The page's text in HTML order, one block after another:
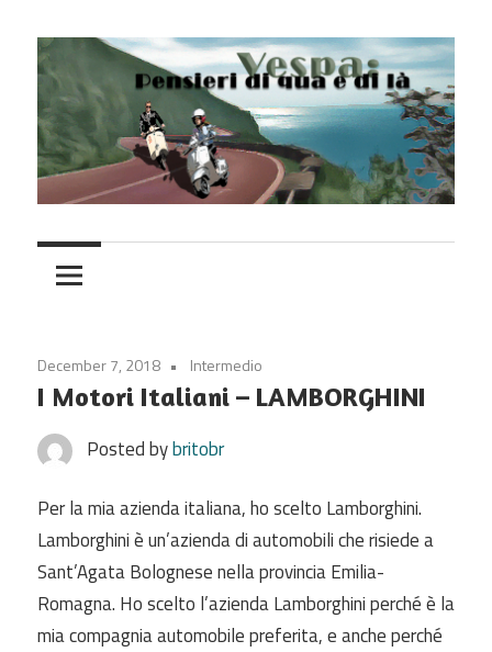
to
content
Vespa
December 7, 2018 Intermedio
I Motori Italiani – LAMBORGHINI
Posted bybritobr
Per la mia azienda italiana, ho scelto Lamborghini.
Lamborghini è un’azienda di automobili che risiede a
Sant’Agata Bolognese nella provincia Emilia-
Romagna. Ho scelto l’azienda Lamborghini perché è la
mia compagnia automobile preferita, e anche perché